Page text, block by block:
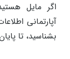
اگر مایل
آپارتمانی
بشناسید، تا